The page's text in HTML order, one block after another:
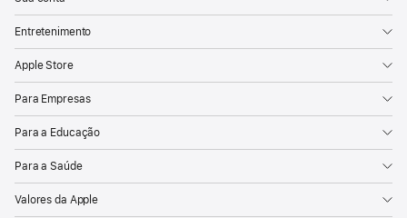
Entretenimento
Apple Store
Para Empresas
Para a Educação
Para a Saúde
Valores da Apple